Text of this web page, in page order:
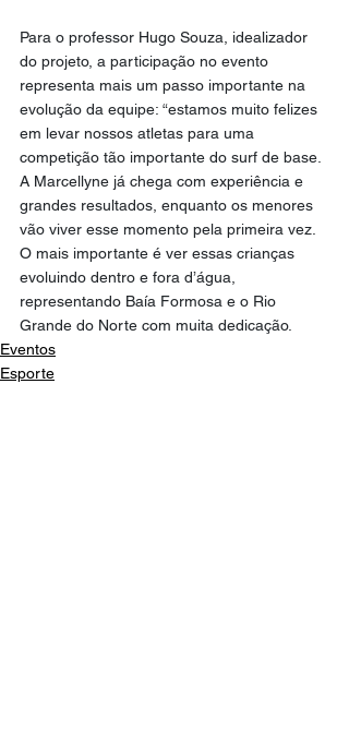
Para o professor Hugo Souza, idealizador
do projeto, a participação no evento
representa mais um passo importante na
evolução da equipe: “estamos muito felizes
em levar nossos atletas para uma
competição tão importante do surf de base.
A Marcellyne já chega com experiência e
grandes resultados, enquanto os menores
vão viver esse momento pela primeira vez.
O mais importante é ver essas crianças
evoluindo dentro e fora d’água,
representando Baía Formosa e o Rio
Grande do Norte com muita dedicação.
Eventos
Esporte